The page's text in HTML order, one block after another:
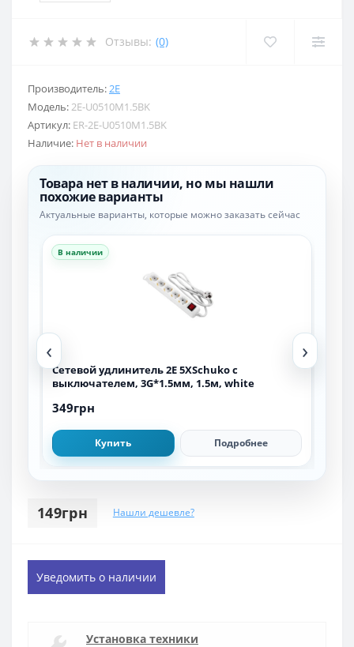
Отзывы: (0)
Производитель: 2E
Модель: 2E-U0510M1.5BK
Артикул: ER-2E-U0510M1.5BK
Наличие: Нет в наличии
Товара нет в наличии, но мы нашли
похожие варианты
Актуальные варианты, которые можно заказать сейчас
‹
В наличии
Сетевой удлинитель 2E 5XSchuko с
выключателем, 3G*1.5мм, 1.5м, white
349грн
Купить Подробнее
›
149грн Нашли дешевле?
Уведомить о наличии
Установка техники